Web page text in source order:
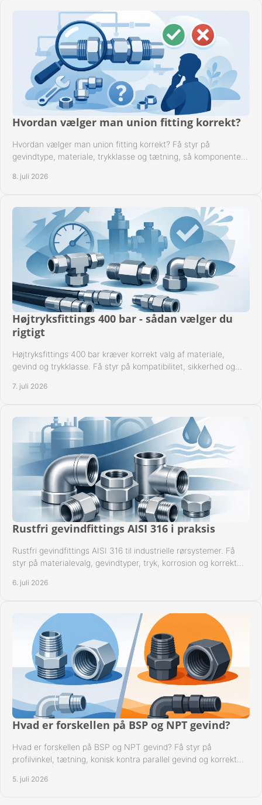
Hvordan vælger man union fitting korrekt?
Hvordan vælger man union fitting korrekt? Få styr på
gevindtype, materiale, trykklasse og tætning, så komponenten
8. juli 2026
Højtryksfittings 400 bar - sådan vælger du
rigtigt
Højtryksfittings 400 bar kræver korrekt valg af materiale,
gevind og trykklasse. Få styr på kompatibilitet, sikkerhed og
7. juli 2026
Rustfri gevindfittings AISI 316 i praksis
Rustfri gevindfittings AISI 316 til industrielle rørsystemer. Få
styr på materialevalg, gevindtyper, tryk, korrosion og korrekt
6. juli 2026
Hvad er forskellen på BSP og NPT gevind?
Hvad er forskellen på BSP og NPT gevind? Få styr på
profilvinkel, tætning, konisk kontra parallel gevind og korrekt
5. juli 2026